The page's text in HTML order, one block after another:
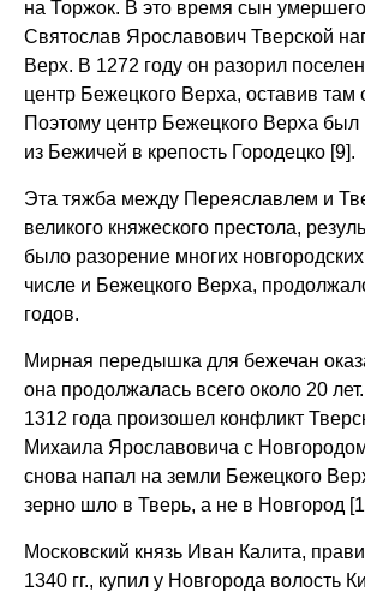
на Торжок. В это время сын умершего
Святослав Ярославович Тверской
Верх. В 1272 году он разорил
центр Бежецкого Верха, оставив там
Поэтому центр Бежецкого Верха был
из Бежичей в крепость Городецко [9].
Эта тяжба между Переяславлем и
великого княжеского престола,
было разорение многих
числе и Бежецкого Верха,
годов.
Мирная передышка для бежечан
она продолжалась всего около 20
1312 года произошел конфликт
Михаила Ярославовича с
снова напал на земли Бежецкого
зерно шло в Тверь, а не в Новгород
Московский князь Иван Калита,
1340 гг., купил у Новгорода волость